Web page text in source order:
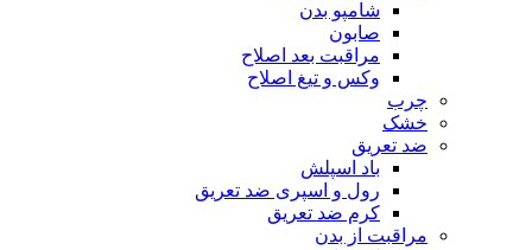
شامپو بدن
صابون
مراقبت بعد اصلاح
وکس و تیغ اصلاح
چرب
خشک
ضد تعریق
باد اسپلش
رول و اسپری ضد تعریق
کرم ضد تعریق
مراقبت از بدن